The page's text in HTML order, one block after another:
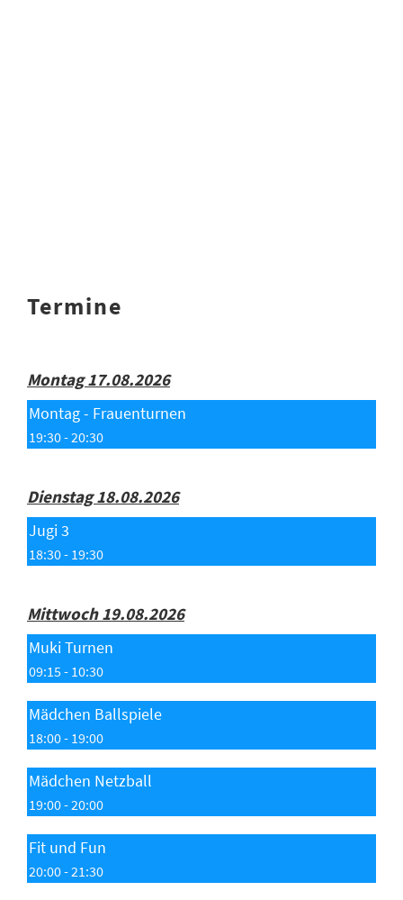
Termine
Montag 17.08.2026
Montag - Frauenturnen
19:30 - 20:30
Dienstag 18.08.2026
Jugi 3
18:30 - 19:30
Mittwoch 19.08.2026
Muki Turnen
09:15 - 10:30
Mädchen Ballspiele
18:00 - 19:00
Mädchen Netzball
19:00 - 20:00
Fit und Fun
20:00 - 21:30